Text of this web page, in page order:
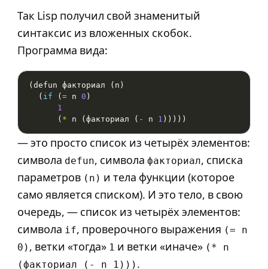
Так Lisp получил свой знаменитый
синтаксис из вложенных скобок.
Программа вида:
  (
if (= n 0
1
      (
* n (факториал ( - n 1
— это просто список из четырёх элементов:
символа defun, символафакториал, списка
параметров (n) и тела функции (которое
само является списком). И это тело, в свою
очередь, — список из четырёх элементов:
символа if, проверочного выражения (= n
0) , ветки «тогда» 1 и ветки «иначе» (* n
(факториал (- n 1))) .